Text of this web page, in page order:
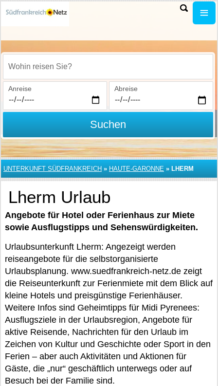
Wohin reisen Sie?
Anreise Abreise
Suchen
UNTERKUNFT SÜDFRANKREICH » HAUTE-GARONNE » LHERM
Lherm Urlaub
Angebote für Hotel oder Ferienhaus zur Miete
sowie Ausflugstipps und Sehenswürdigkeiten.
Urlaubsunterkunft Lherm: Angezeigt werden
reiseangebote für die selbstorganisierte
Urlaubsplanung. www.suedfrankreich-netz.de zeigt
die Reiseunterkunft zur Ferienmiete mit dem Blick auf
kleine Hotels und preisgünstige Ferienhäuser.
Weitere Infos sind Geheimtipps für Midi Pyrenees:
Ausflugsziele in der Urlaubsregion, Angebote für
aktive Reisende, Nachrichten für den Urlaub im
Zeichen von Kultur und Geschichte oder Sport in den
Ferien – aber auch Aktivitäten und Aktionen für
Gäste, die „nur“ geschäftlich unterwegs oder auf
Besuch bei der Familie sind.